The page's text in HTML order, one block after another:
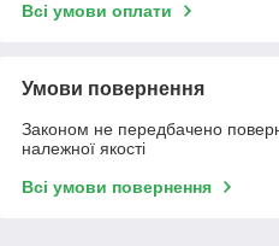
Всі умови оплати
Умови повернення
Законом не передбачено
належної якості
Всі умови повернення